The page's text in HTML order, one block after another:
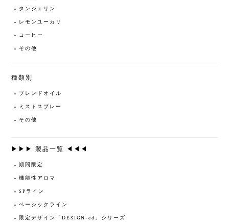
タンジェリン
レモンユーカリ
コーヒー
その他
種類別
ブレンドオイル
ミストスプレー
その他
▶▶▶ 製品一覧 ◀◀◀
期間限定
機能性アロマ
SPライン
ベーシックライン
限定デザイン「DESIGN-ed」シリーズ